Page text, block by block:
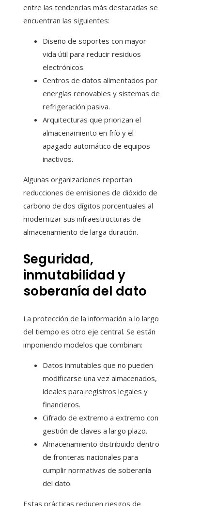
entre las tendencias más destacadas se
encuentran las siguientes:
Diseño de soportes con mayor
vida útil para reducir residuos
electrónicos.
Centros de datos alimentados por
energías renovables y sistemas de
refrigeración pasiva.
Arquitecturas que priorizan el
almacenamiento en frío y el
apagado automático de equipos
inactivos.
Algunas organizaciones reportan
reducciones de emisiones de dióxido de
carbono de dos dígitos porcentuales al
modernizar sus infraestructuras de
almacenamiento de larga duración.
Seguridad,
inmutabilidad y
soberanía del dato
La protección de la información a lo largo
del tiempo es otro eje central. Se están
imponiendo modelos que combinan:
Datos inmutables que no pueden
modificarse una vez almacenados,
ideales para registros legales y
financieros.
Cifrado de extremo a extremo con
gestión de claves a largo plazo.
Almacenamiento distribuido dentro
de fronteras nacionales para
cumplir normativas de soberanía
del dato.
Estas prácticas reducen riesgos de